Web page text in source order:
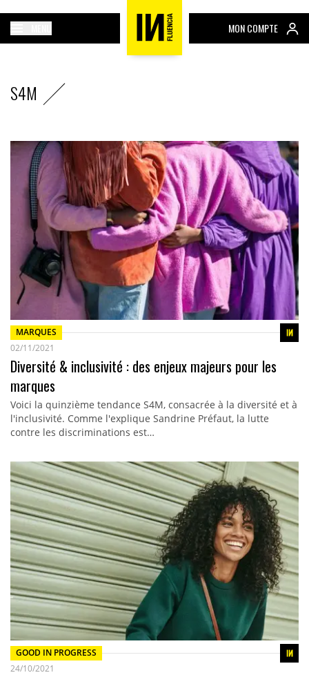
MON COMPTE
S4M
MARQUES
02/11/2021
Diversité & inclusivité : des enjeux majeurs pour les
marques
Voici la quinzième tendance S4M, consacrée à la diversité et à
l'inclusivité. Comme l'explique Sandrine Préfaut, la lutte
contre les discriminations est…
GOOD IN PROGRESS
24/10/2021